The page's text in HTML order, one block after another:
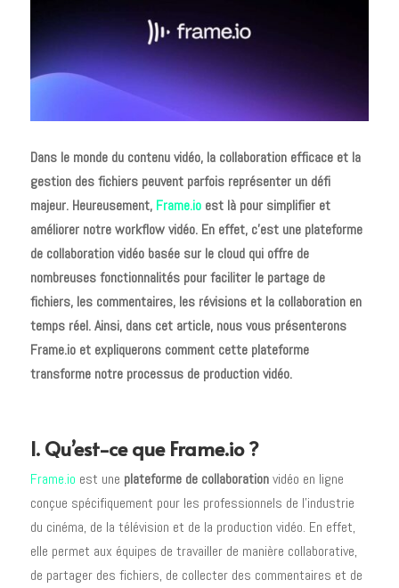
Dans le monde du contenu vidéo, la collaboration efficace et la
gestion des fichiers peuvent parfois représenter un défi
majeur. Heureusement, Frame.ioest là pour simplifier et
améliorer notre workflow vidéo. En effet, c’est une plateforme
de collaboration vidéo basée sur le cloud qui offre de
nombreuses fonctionnalités pour faciliter le partage de
fichiers, les commentaires, les révisions et la collaboration en
temps réel. Ainsi, dans cet article, nous vous présenterons
Frame.io et expliquerons comment cette plateforme
transforme notre processus de production vidéo.
I. Qu’est-ce que Frame.io ?
Frame.io est une plateforme de collaborationvidéo en ligne
conçue spécifiquement pour les professionnels de l’industrie
du cinéma, de la télévision et de la production vidéo. En effet,
elle permet aux équipes de travailler de manière collaborative,
de partager des fichiers, de collecter des commentaires et de